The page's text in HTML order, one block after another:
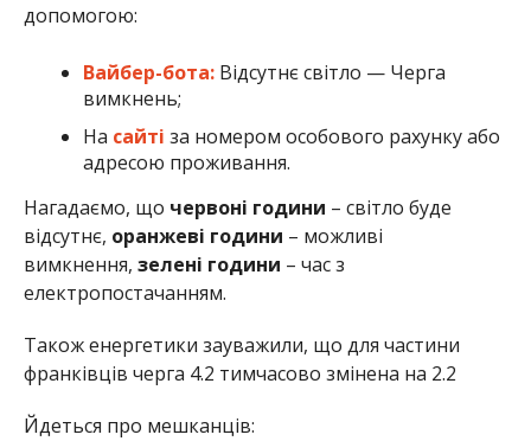
допомогою:
Вайбер-бота: Відсутнє світло — Черга
вимкнень;
На сайті за номером особового рахунку або
адресою проживання.
Нагадаємо, що червоні години – світло буде
відсутнє, оранжеві години – можливі
вимкнення, зелені години – час з
електропостачанням.
Також енергетики зауважили, що для частини
франківців черга 4.2 тимчасово змінена на 2.2
Йдеться про мешканців: